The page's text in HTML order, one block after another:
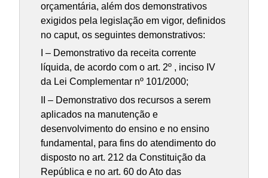
orçamentária, além dos demonstrativos
exigidos pela legislação em vigor, definidos
no caput, os seguintes demonstrativos:
I – Demonstrativo da receita corrente
líquida, de acordo com o art. 2º , inciso IV
da Lei Complementar nº 101/2000;
II – Demonstrativo dos recursos a serem
aplicados na manutenção e
desenvolvimento do ensino e no ensino
fundamental, para fins do atendimento do
disposto no art. 212 da Constituição da
República e no art. 60 do Ato das